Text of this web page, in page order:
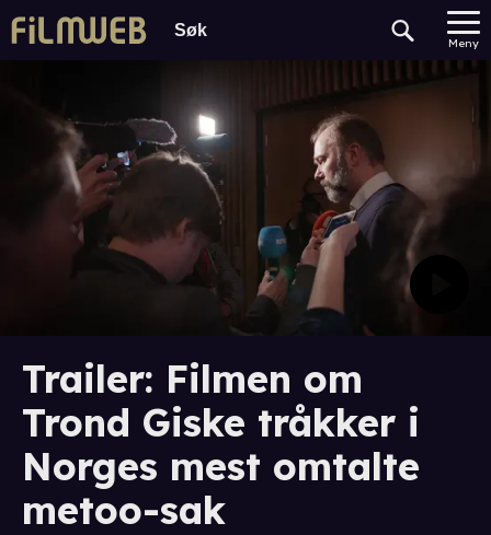
Meny
Trailer: Filmen om
Trond Giske tråkker i
Norges mest omtalte
metoo-sak